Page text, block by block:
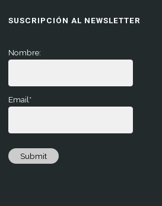
SUSCRIPCIÓN AL NEWSLETTER
Nombre:
Email*
Submit